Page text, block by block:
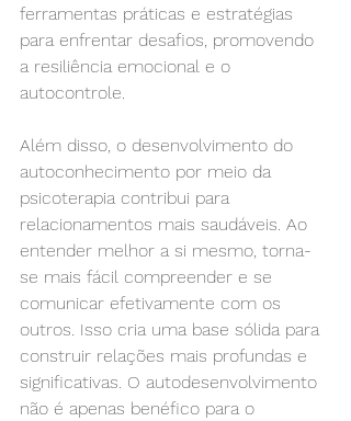
ferramentas práticas e estratégias
para enfrentar desafios, promovendo
a resiliência emocional e o
autocontrole.
Além disso, o desenvolvimento do
autoconhecimento por meio da
psicoterapia contribui para
relacionamentos mais saudáveis. Ao
entender melhor a si mesmo, torna-
se mais fácil compreender e se
comunicar efetivamente com os
outros. Isso cria uma base sólida para
construir relações mais profundas e
significativas. O autodesenvolvimento
não é apenas benéfico para o